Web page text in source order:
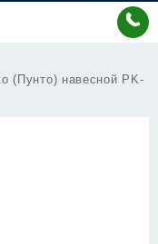
(Пунто) навесной PK-